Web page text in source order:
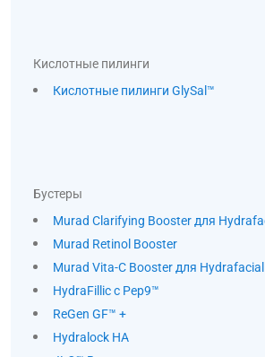
Кислотные пилинги
Кислотные пилинги GlySal™
Бустеры
Murad Clarifying Booster для
Murad Retinol Booster
Murad Vita-C Booster для Hydrafacial
HydraFillic с Pep9™
ReGen GF™ +
Hydralock HA